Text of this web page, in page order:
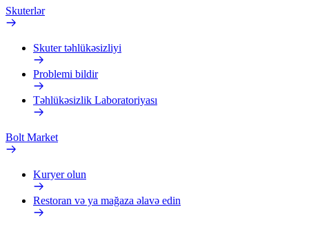
Skuterlər
Skuter təhlükəsizliyi
Problemi bildir
Təhlükəsizlik Laboratoriyası
Bolt Market
Kuryer olun
Restoran və ya mağaza əlavə edin